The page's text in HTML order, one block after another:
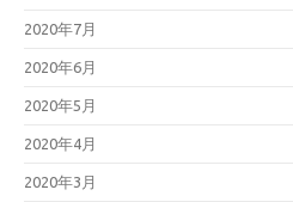
2020年7月
2020年6月
2020年5月
2020年4月
2020年3月